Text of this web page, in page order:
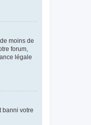
moins de
forum,
légale
banni votre